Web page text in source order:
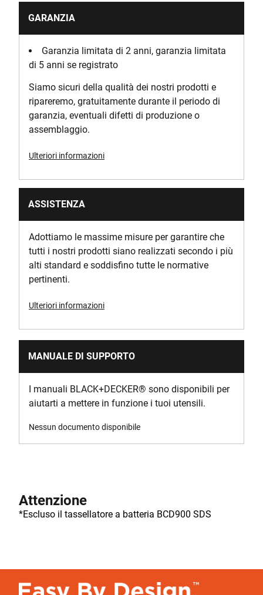
GARANZIA
Garanzia limitata di 2 anni, garanzia limitata
di 5 anni se registrato
Siamo sicuri della qualità dei nostri prodotti e
ripareremo, gratuitamente durante il periodo di
garanzia, eventuali difetti di produzione o
assemblaggio.
Ulteriori informazioni
ASSISTENZA
Adottiamo le massime misure per garantire che
tutti i nostri prodotti siano realizzati secondo i più
alti standard e soddisfino tutte le normative
pertinenti.
Ulteriori informazioni
MANUALE DI SUPPORTO
I manuali BLACK+DECKER® sono disponibili per
aiutarti a mettere in funzione i tuoi utensili.
Nessun documento disponibile
Attenzione
*Escluso il tassellatore a batteria BCD900 SDS